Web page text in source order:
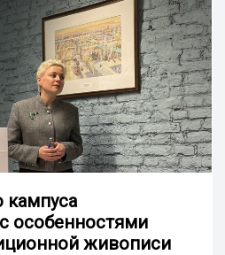
кампуса
особенностями
живописи